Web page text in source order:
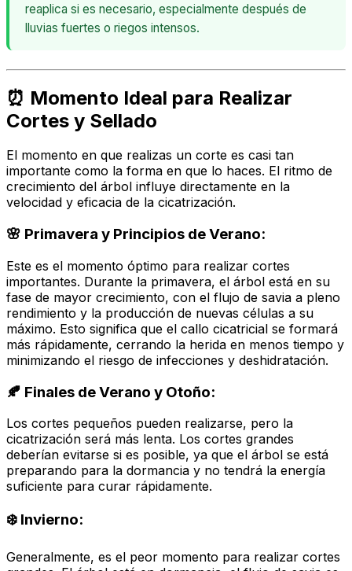
reaplica si es necesario, especialmente después de
lluvias fuertes o riegos intensos.
⏰ Momento Ideal para Realizar
Cortes y Sellado
El momento en que realizas un corte es casi tan
importante como la forma en que lo haces. El ritmo de
crecimiento del árbol influye directamente en la
velocidad y eficacia de la cicatrización.
🌸 Primavera y Principios de Verano:
Este es el momento óptimo para realizar cortes
importantes. Durante la primavera, el árbol está en su
fase de mayor crecimiento, con el flujo de savia a pleno
rendimiento y la producción de nuevas células a su
máximo. Esto significa que el callo cicatricial se formará
más rápidamente, cerrando la herida en menos tiempo y
minimizando el riesgo de infecciones y deshidratación.
🍂 Finales de Verano y Otoño:
Los cortes pequeños pueden realizarse, pero la
cicatrización será más lenta. Los cortes grandes
deberían evitarse si es posible, ya que el árbol se está
preparando para la dormancia y no tendrá la energía
suficiente para curar rápidamente.
❄️ Invierno:
Generalmente, es el peor momento para realizar cortes